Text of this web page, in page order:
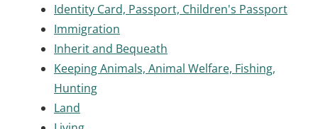
Identity Card, Passport, Children's Passport
Immigration
Inherit and Bequeath
Keeping Animals, Animal Welfare, Fishing,
Hunting
Land